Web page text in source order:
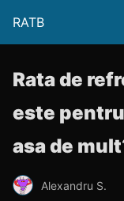
RATB
Rata de
este
asa de
Alexandru S.